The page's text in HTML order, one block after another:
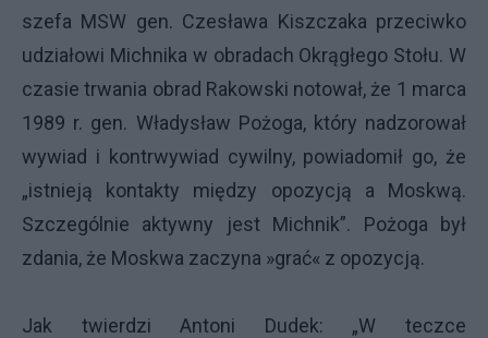
szefa MSW gen. Czesława Kiszczaka przeciwko
udziałowi Michnika w obradach Okrągłego Stołu. W
czasie trwania obrad Rakowski notował, że 1 marca
1989 r. gen. Władysław Pożoga, który nadzorował
wywiad i kontrwywiad cywilny, powiadomił go, że
„istnieją kontakty między opozycją a Moskwą.
Szczególnie aktywny jest Michnik”. Pożoga był
zdania, że Moskwa zaczyna »grać« z opozycją.
Jak twierdzi Antoni Dudek: „W teczce